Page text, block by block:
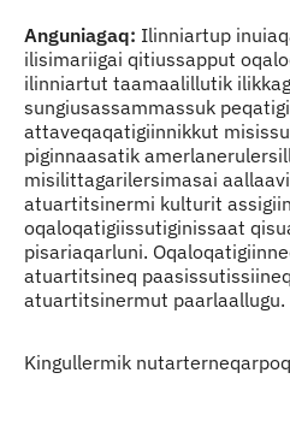
Anguniagaq: Ilinniartup
ilisimariigai qitiussapput
ilinniartut taamaalillutik
sungiusassammassuk
attaveqaqatigiinnikkut
piginnaasatik
misilittagarilersimasai
atuartitsinermi kulturit
oqaloqatigiissutiginissaat
pisariaqarluni.
atuartitsineq
atuartitsinermut paarlaallugu.
Kingullermik